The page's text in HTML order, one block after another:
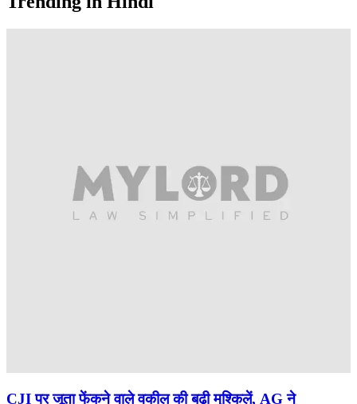
CJI पर जूता फेंकने वाले वकील की बढ़ी मुश्किलें, AG ने